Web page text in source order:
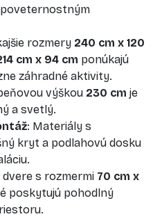
rozmery 240 cm x 120
cm x 94 cm ponúkajú
záhradné aktivity.
výškou 230 cm je
a svetlý.
: Materiály s
kryt a podlahovú dosku
dvere s rozmermi 70 cm x
poskytujú pohodlný